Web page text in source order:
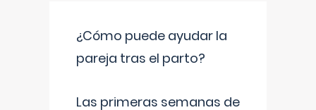
¿Cómo puede ayudar la
pareja tras el parto?
Las primeras semanas de